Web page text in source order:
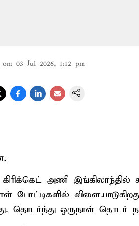
on: 03 Jul 2026, 1:12 pm
அணி
போட்டிகளில்
தொடர்ந்து ஒருநாள்